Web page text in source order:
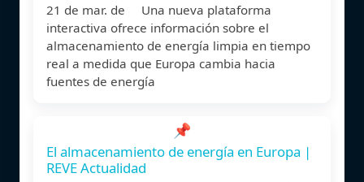
21 de mar. de Una nueva plataforma
interactiva ofrece información sobre el
almacenamiento de energía limpia en tiempo
real a medida que Europa cambia hacia
fuentes de energía
📌
El almacenamiento de energía en Europa |
REVE Actualidad